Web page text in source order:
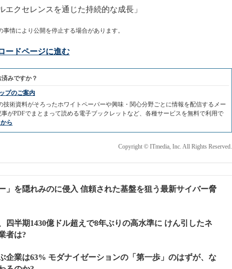
エクセレンスを通じた持続的な成長」
情により公開を停止する場合があります。
ードページに進む
みですか？
プのご案内
技術資料がそろったホワイトペーパーや興味・関心分野ごとに情報を配信するメー
がPDFでまとまって読める電子ブックレットなど、各種サービスを無料で利用で
ら
Copyright © ITmedia, Inc. All Rights Reserved.